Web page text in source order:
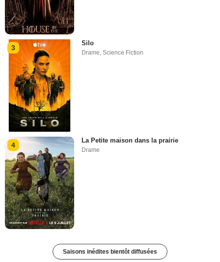
3
Silo
Drame,Science Fiction
4
La Petite maison dans la prairie
Drame
Saisons inédites bientôt diffusées